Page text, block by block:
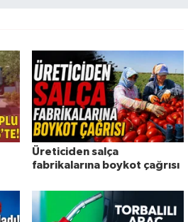
Üreticiden salça
fabrikalarına boykot çağrısı